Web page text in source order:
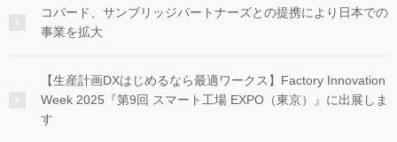
コパード、サンブリッジパートナーズとの提携により日本での
事業を拡大
【生産計画DXはじめるなら最適ワークス】Factory Innovation
Week 2025『第9回 スマート工場 EXPO（東京）』に出展しま
す